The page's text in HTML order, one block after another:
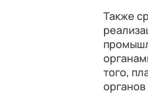
Также
того,